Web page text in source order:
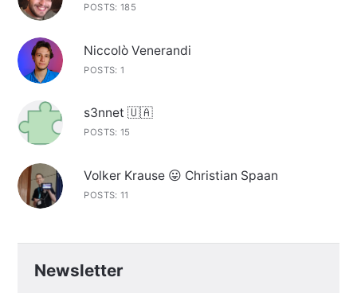
POSTS: 185
Niccolò Venerandi
POSTS: 1
s3nnet 🇺🇦
POSTS: 15
Volker Krause 😛 Christian Spaan
POSTS: 11
Newsletter